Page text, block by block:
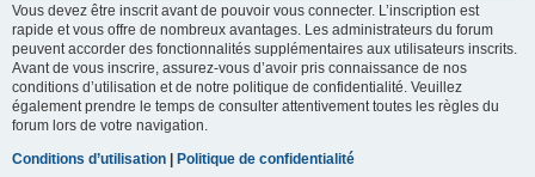
Vous devez être inscrit avant de pouvoir vous connecter. L’inscription est
rapide et vous offre de nombreux avantages. Les administrateurs du forum
peuvent accorder des fonctionnalités supplémentaires aux utilisateurs inscrits.
Avant de vous inscrire, assurez-vous d’avoir pris connaissance de nos
conditions d’utilisation et de notre politique de confidentialité. Veuillez
également prendre le temps de consulter attentivement toutes les règles du
forum lors de votre navigation.
Conditions d’utilisation | Politique de confidentialité